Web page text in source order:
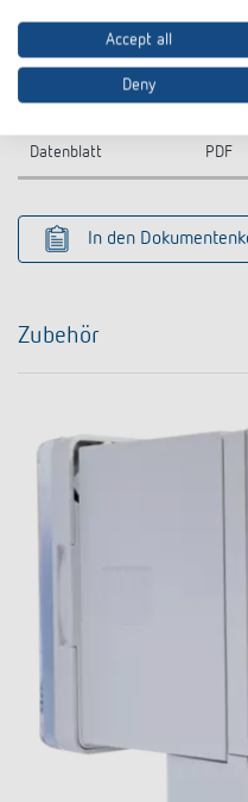
Bedienungsanleitung
Konformitätserklärung
Datenblatt PDF
In den
Zubehör
Accept all
Deny